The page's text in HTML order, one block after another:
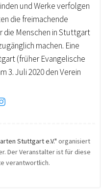
und Werke verfolgen
die freimachende
Menschen in Stuttgart
machen. Eine
(früher Evangelische
3. Juli 2020 den Verein
Stuttgart e.V." organisiert
Der Veranstalter ist für diese
verantwortlich.